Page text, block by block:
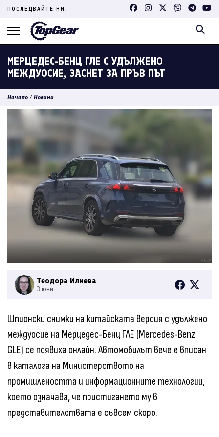
Skip
content
ПОСЛЕДВАЙТЕ НИ:
МЕРЦЕДЕС-БЕНЦ ГЛЕ С УДЪЛЖЕНО
МЕЖДУОСИЕ, ЗАСНЕТ ЗА ПРЪВ ПЪТ
Начало / Новини
Теодора Илиева
3 юни
Шпионски снимки на китайската версия с удължено
междуосие на Мерцедес-Бенц ГЛЕ (Mercedes-Benz
GLE) се появиха онлайн. Автомобилът вече е вписан
в каталога на Министерството на
промишлеността и информационните технологии,
което означава, че пристигането му в
представителствата е съвсем скоро.